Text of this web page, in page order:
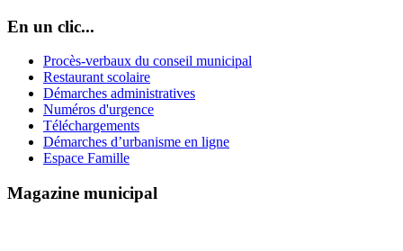
En un clic...
Procès-verbaux du conseil municipal
Restaurant scolaire
Démarches administratives
Numéros d'urgence
Téléchargements
Démarches d’urbanisme en ligne
Espace Famille
Magazine municipal